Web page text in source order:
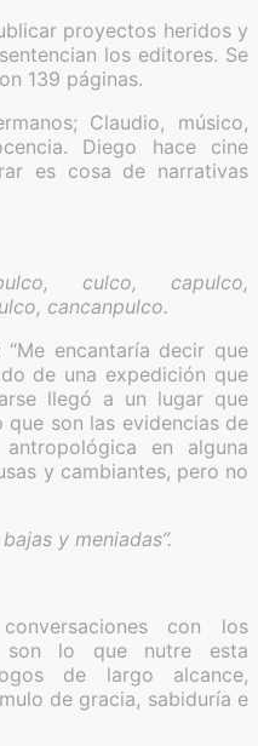
proyectos heridos y
los editores. Se
139 páginas.
Claudio, músico,
Diego hace cine
es cosa de narrativas
culco, capulco,
cancanpulco.
encantaría decir que
de una expedición que
llegó a un lugar que
son las evidencias de
en alguna
y cambiantes, pero no
y meniadas”.
con los
son lo que nutre esta
de largo alcance,
de gracia, sabiduría e